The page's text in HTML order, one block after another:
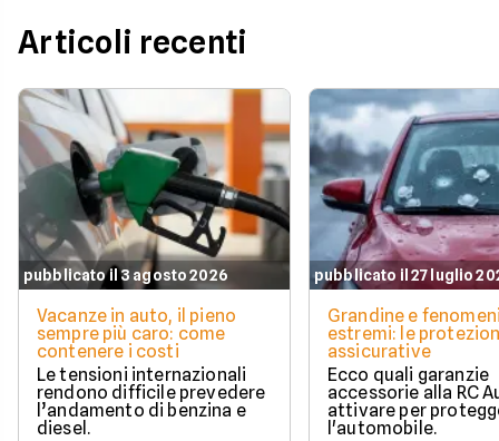
Articoli recenti
pubblicato il 3 agosto 2026
Vacanze in auto, il pieno
sempre più caro: come
contenere i costi
Le tensioni internazionali
rendono difficile prevedere
l’andamento di benzina e
diesel.
pubblicato il 27 luglio
Grandine e
estremi: le
assicurative
Ecco quali garanzie
accessorie alla RC
attivare per
l'automobile.